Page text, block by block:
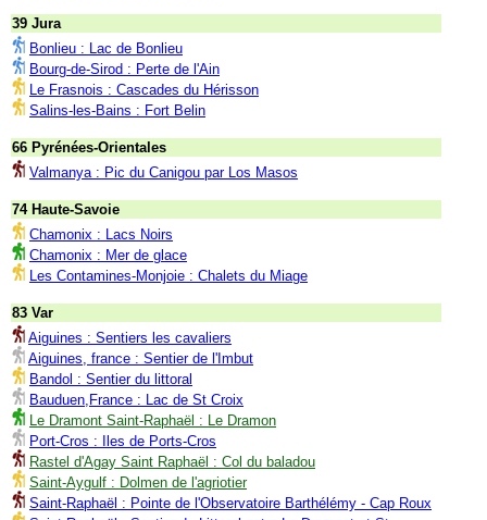
39 Jura
Bonlieu : Lac de Bonlieu
Bourg-de-Sirod : Perte de l'Ain
Le Frasnois : Cascades du Hérisson
Salins-les-Bains : Fort Belin
66 Pyrénées-Orientales
Valmanya : Pic du Canigou par Los Masos
74 Haute-Savoie
Chamonix : Lacs Noirs
Chamonix : Mer de glace
Les Contamines-Monjoie : Chalets du Miage
83 Var
Aiguines : Sentiers les cavaliers
Aiguines, france : Sentier de l'Imbut
Bandol : Sentier du littoral
Bauduen,France : Lac de St Croix
Le Dramont Saint-Raphaël : Le Dramon
Port-Cros : Iles de Ports-Cros
Rastel d'Agay Saint Raphaël : Col du baladou
Saint-Aygulf : Dolmen de l'agriotier
Saint-Raphaël : Pointe de l'Observatoire Barthélémy - Cap Roux